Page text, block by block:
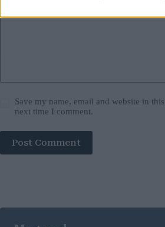
Save my name, email and website in
next time I comment.
Post Comment